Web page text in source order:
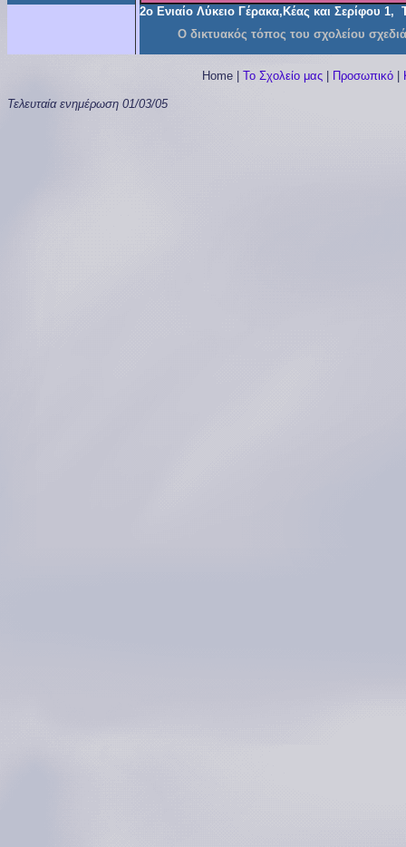
2ο Ενιαίο Λύκειο Γέρακα,Κέας και Σερίφου
Ο δικτυακός τόπος του σχολείου
Home| Το Σχολείο μας| Προσωπικό|
Τελευταία ενημέρωση 01/03/05